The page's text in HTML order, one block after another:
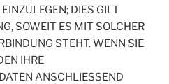
DIES GILT
SOWEIT ES MIT SOLCHER
STEHT. WENN SIE
IHRE
ANSCHLIESSEND